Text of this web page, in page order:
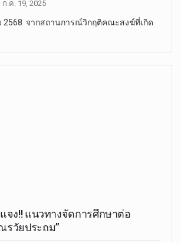
ก.ค. 19, 2025
2568 จากสถานการณ์วิกฤติคณะสงฆ์ที่เกิด
จง!! แนวทางจัดการศึกษาต่อ
รวัยประถม”